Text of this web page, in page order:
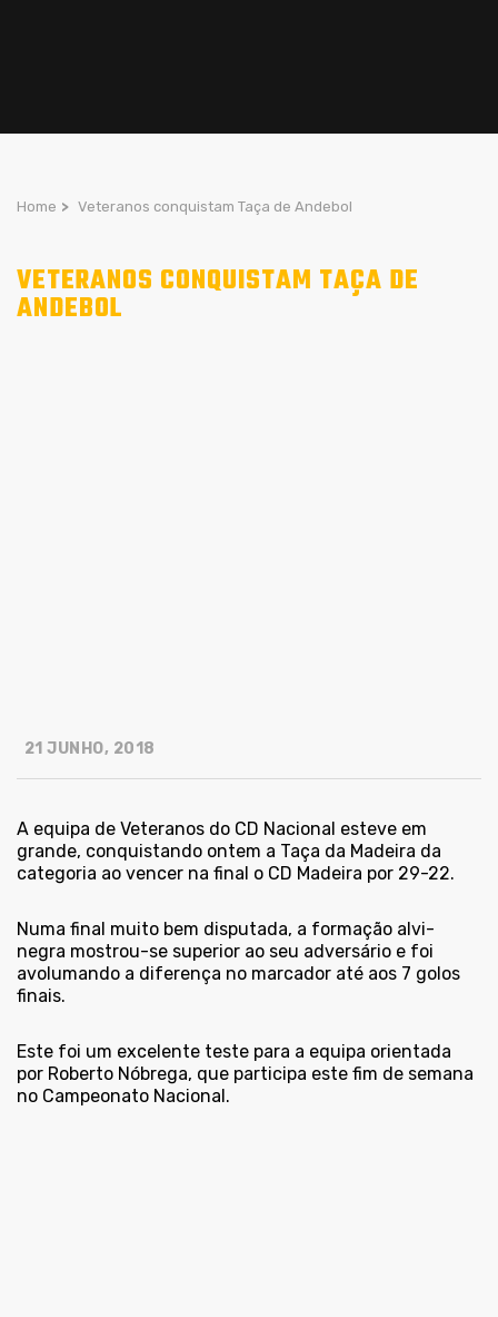
Home > Veteranos conquistam Taça de Andebol
VETERANOS CONQUISTAM TAÇA DE
ANDEBOL
21 JUNHO, 2018
A equipa de Veteranos do CD Nacional esteve em
grande, conquistando ontem a Taça da Madeira da
categoria ao vencer na final o CD Madeira por 29-22.
Numa final muito bem disputada, a formação alvi-
negra mostrou-se superior ao seu adversário e foi
avolumando a diferença no marcador até aos 7 golos
finais.
Este foi um excelente teste para a equipa orientada
por Roberto Nóbrega, que participa este fim de semana
no Campeonato Nacional.